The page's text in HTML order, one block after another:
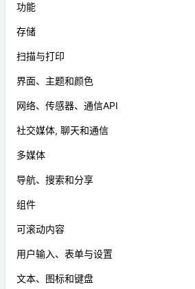
功能
存储
扫描与打印
界面、主题和颜色
网络、传感器、通信API
社交媒体, 聊天和通信
多媒体
导航、搜索和分享
组件
可滚动内容
用户输入、表单与设置
文本、图标和键盘